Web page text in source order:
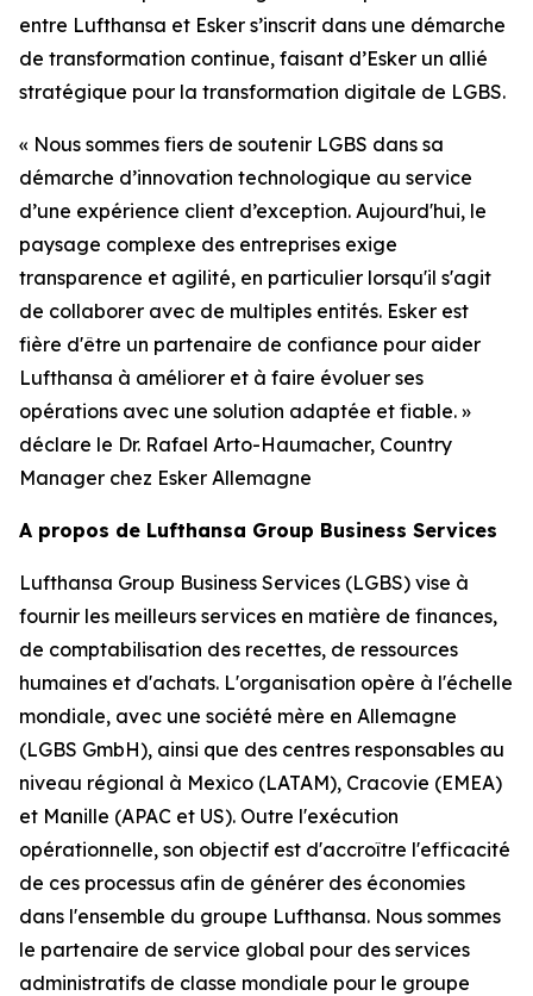
entre Lufthansa et Esker s’inscrit dans une démarche
de transformation continue, faisant d’Esker un allié
stratégique pour la transformation digitale de LGBS.
« Nous sommes fiers de soutenir LGBS dans sa
démarche d’innovation technologique au service
d’une expérience client d’exception. Aujourd'hui, le
paysage complexe des entreprises exige
transparence et agilité, en particulier lorsqu'il s'agit
de collaborer avec de multiples entités. Esker est
fière d'être un partenaire de confiance pour aider
Lufthansa à améliorer et à faire évoluer ses
opérations avec une solution adaptée et fiable. »
déclare le Dr. Rafael Arto-Haumacher, Country
Manager chez Esker Allemagne
A propos de Lufthansa Group Business Services
Lufthansa Group Business Services (LGBS) vise à
fournir les meilleurs services en matière de finances,
de comptabilisation des recettes, de ressources
humaines et d'achats. L'organisation opère à l'échelle
mondiale, avec une société mère en Allemagne
(LGBS GmbH), ainsi que des centres responsables au
niveau régional à Mexico (LATAM), Cracovie (EMEA)
et Manille (APAC et US). Outre l'exécution
opérationnelle, son objectif est d'accroître l'efficacité
de ces processus afin de générer des économies
dans l'ensemble du groupe Lufthansa. Nous sommes
le partenaire de service global pour des services
administratifs de classe mondiale pour le groupe